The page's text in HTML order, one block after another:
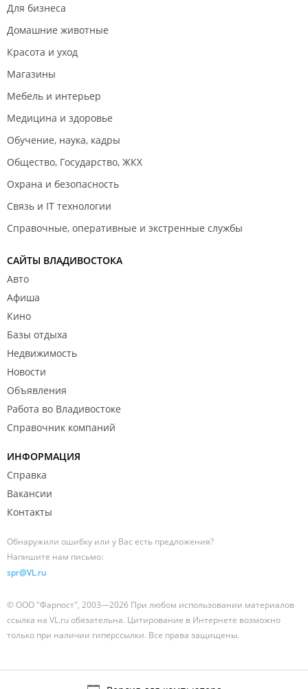
Для бизнеса
Домашние животные
Красота и уход
Магазины
Мебель и интерьер
Медицина и здоровье
Обучение, наука, кадры
Общество, Государство, ЖКХ
Охрана и безопасность
Связь и IT технологии
Справочные, оперативные и экстренные службы
САЙТЫ ВЛАДИВОСТОКА
Авто
Афиша
Кино
Базы отдыха
Недвижимость
Новости
Объявления
Работа во Владивостоке
Справочник компаний
ИНФОРМАЦИЯ
Справка
Вакансии
Контакты
Обнаружили ошибку или у Вас есть предложения?
Напишите нам письмо:
spr@VL.ru
© ООО "Фарпост", 2003—2026 При любом использовании материалов
ссылка на VL.ru обязательна. Цитирование в Интернете возможно
только при наличии гиперссылки. Все права защищены.